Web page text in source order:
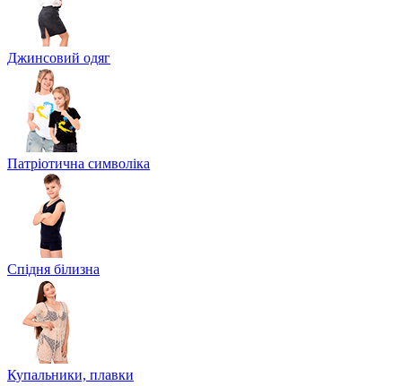
Джинсовий одяг
Патріотична символіка
Спідня білизна
Купальники, плавки